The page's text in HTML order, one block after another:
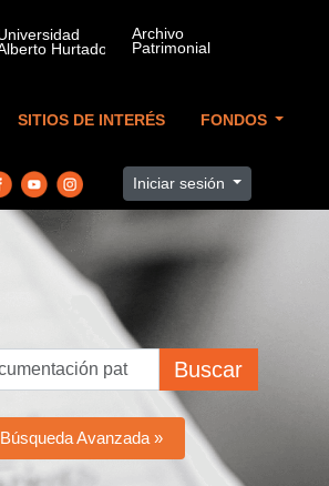
SITIOS DE INTERÉS FONDOS
Iniciar sesión
Buscar
Búsqueda Avanzada »